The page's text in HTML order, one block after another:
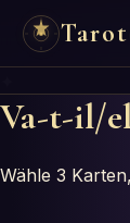
Va-t-il/
Wähle 3